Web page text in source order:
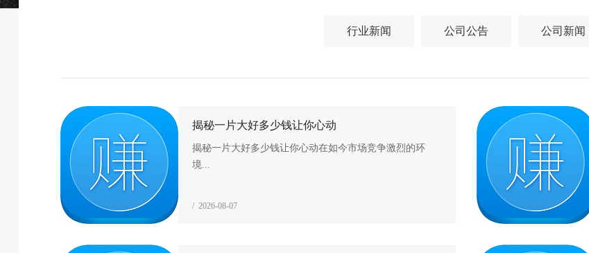
行业新闻 公司公告 公司新闻
揭秘一片大好多少钱让你心动
揭秘一片大好多少钱让你心动在如今市场竞争激烈的环
境...
/ 2026-08-07